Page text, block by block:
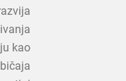
kao